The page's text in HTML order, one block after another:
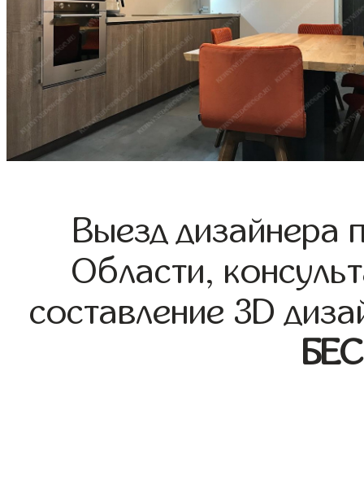
Выезд дизайнера
Области,
составление 3D